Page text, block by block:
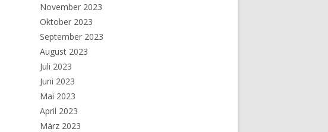
November 2023
Oktober 2023
September 2023
August 2023
Juli 2023
Juni 2023
Mai 2023
April 2023
März 2023